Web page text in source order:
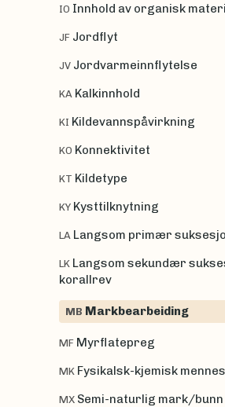
IO Innhold av organisk
JF Jordflyt
JV Jordvarmeinnflytelse
KA Kalkinnhold
KI Kildevannspåvirkning
KO Konnektivitet
KT Kildetype
KY Kysttilknytning
LA Langsom primær
LK Langsom sekundær
korallrev
MB Markbearbeiding
MF Myrflatepreg
MK Fysikalsk-kjemisk
MX Semi-naturlig mark/